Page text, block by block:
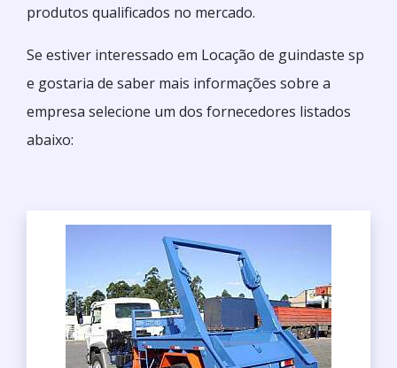
produtos qualificados no mercado.
Se estiver interessado em Locação de guindaste sp
e gostaria de saber mais informações sobre a
empresa selecione um dos fornecedores listados
abaixo: